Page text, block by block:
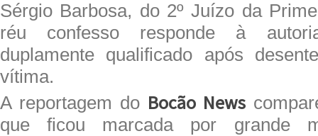
Sérgio Barbosa, do 2º Juízo da
réu confesso responde à
duplamente qualificado após
vítima.
A reportagem do Bocão News
que ficou marcada por grande